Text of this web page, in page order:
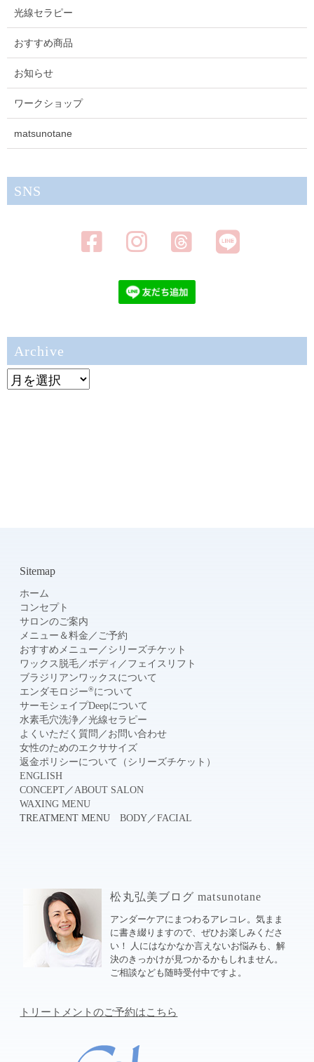
光線セラピー
おすすめ商品
お知らせ
ワークショップ
matsunotane
SNS
Archive
Archive
Sitemap
ホーム
コンセプト
サロンのご案内
メニュー＆料金 ／ ご予約
おすすめメニュー ／ シリーズチケット
ワックス脱毛 ／ ボディ ／ フェイスリフト
ブラジリアンワックスについて
エンダモロジー®について
サーモシェイプDeepについて
水素毛穴洗浄 ／光線セラピー
よくいただく質問 ／ お問い合わせ
女性のためのエクササイズ
返金ポリシーについて（シリーズチケット）
ENGLISH
CONCEPT ／ ABOUT SALON
WAXING MENU
TREATMENT MENUBODY ／FACIAL
松丸弘美ブログ matsunotane
アンダーケアにまつわるアレコレ。気まま
に書き綴りますので、ぜひお楽しみくださ
い！ 人にはなかなか言えないお悩みも、解
決のきっかけが見つかるかもしれません。
ご相談なども随時受付中ですよ。
トリートメントのご予約はこちら